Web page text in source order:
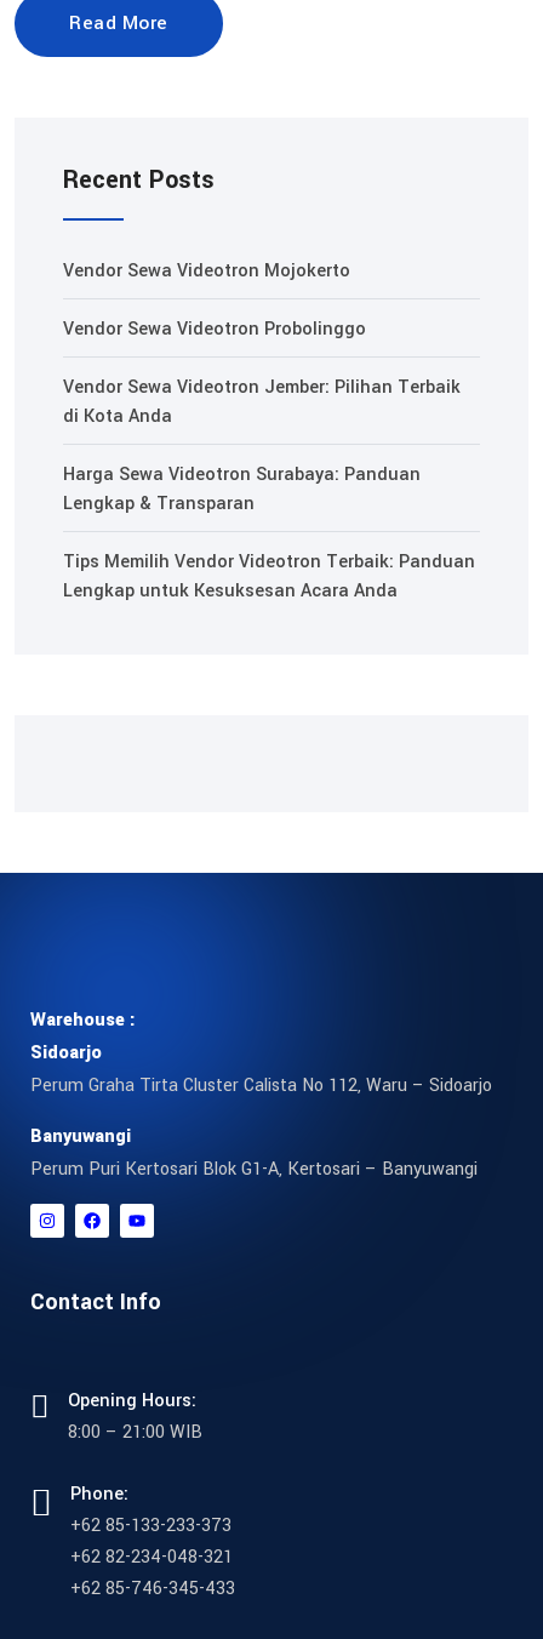
Read More
Recent Posts
Vendor Sewa Videotron Mojokerto
Vendor Sewa Videotron Probolinggo
Vendor Sewa Videotron Jember: Pilihan Terbaik
di Kota Anda
Harga Sewa Videotron Surabaya: Panduan
Lengkap & Transparan
Tips Memilih Vendor Videotron Terbaik: Panduan
Lengkap untuk Kesuksesan Acara Anda
Warehouse :
Sidoarjo
Perum Graha Tirta Cluster Calista No 112, Waru – Sidoarjo
Banyuwangi
Perum Puri Kertosari Blok G1-A, Kertosari – Banyuwangi
Contact Info
Opening Hours:
8:00 – 21:00 WIB
Phone:
+62 85-133-233-373
+62 82-234-048-321
+62 85-746-345-433